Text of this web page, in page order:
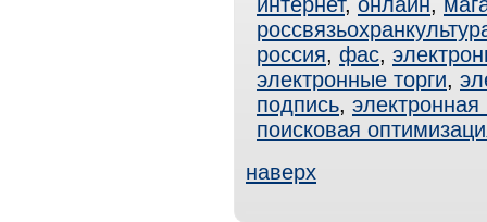
россия, фас,
электронные торги,
подпись, электронная
поисковая
наверх